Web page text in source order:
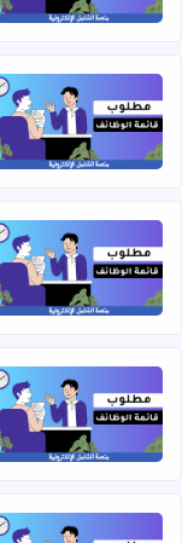
اقرأ
اقرأ
اقرأ